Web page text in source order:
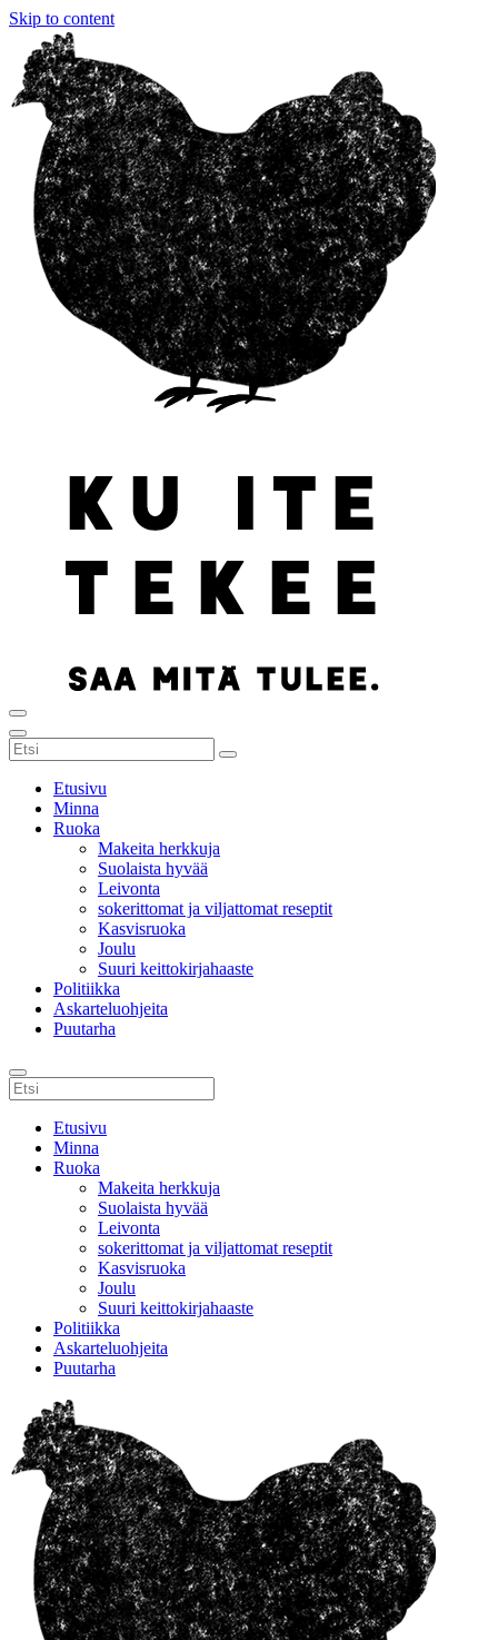
Skip to content
Etusivu
Minna
Ruoka
Makeita herkkuja
Suolaista hyvää
Leivonta
sokerittomat ja viljattomat reseptit
Kasvisruoka
Joulu
Suuri keittokirjahaaste
Politiikka
Askarteluohjeita
Puutarha
Etusivu
Minna
Ruoka
Makeita herkkuja
Suolaista hyvää
Leivonta
sokerittomat ja viljattomat reseptit
Kasvisruoka
Joulu
Suuri keittokirjahaaste
Politiikka
Askarteluohjeita
Puutarha